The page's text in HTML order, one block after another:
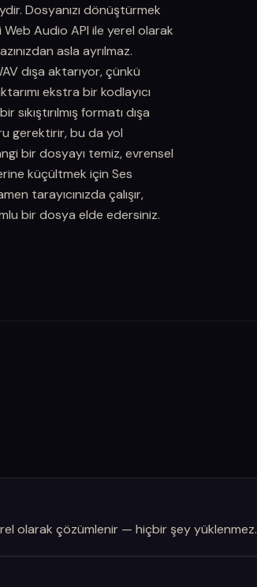
Dosyanızı dönüştürmek
Audio API ile yerel olarak
asla ayrılmaz.
dışa aktarıyor, çünkü
ekstra bir kodlayıcı
formatı dışa
gerektirir, bu da yol
bir dosyayı temiz, evrensel
küçültmek için Ses
tarayıcınızda çalışır,
bir dosya elde edersiniz.
olarak çözümlenir — hiçbir şey yüklenmez.